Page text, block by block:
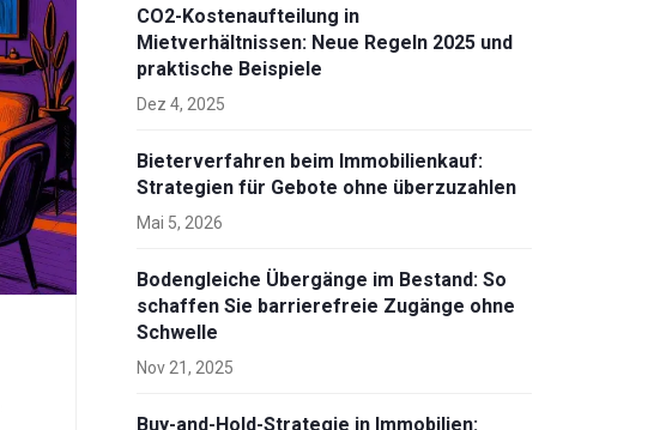
CO2-Kostenaufteilung in
Mietverhältnissen: Neue Regeln 2025 und
praktische Beispiele
Dez 4, 2025
Bieterverfahren beim Immobilienkauf:
Strategien für Gebote ohne überzuzahlen
Mai 5, 2026
Bodengleiche Übergänge im Bestand: So
schaffen Sie barrierefreie Zugänge ohne
Schwelle
Nov 21, 2025
Buy-and-Hold-Strategie in Immobilien: